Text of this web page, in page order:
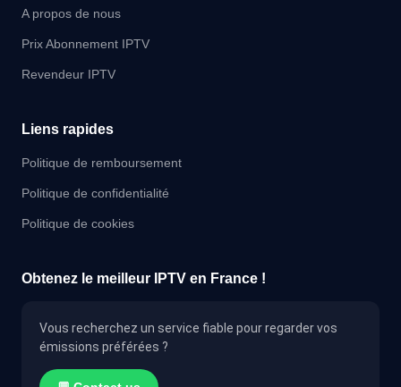
A propos de nous
Prix Abonnement IPTV
Revendeur IPTV
Liens rapides
Politique de remboursement
Politique de confidentialité
Politique de cookies
Obtenez le meilleur IPTV en France !
Vous recherchez un service fiable pour regarder vos
émissions préférées ?